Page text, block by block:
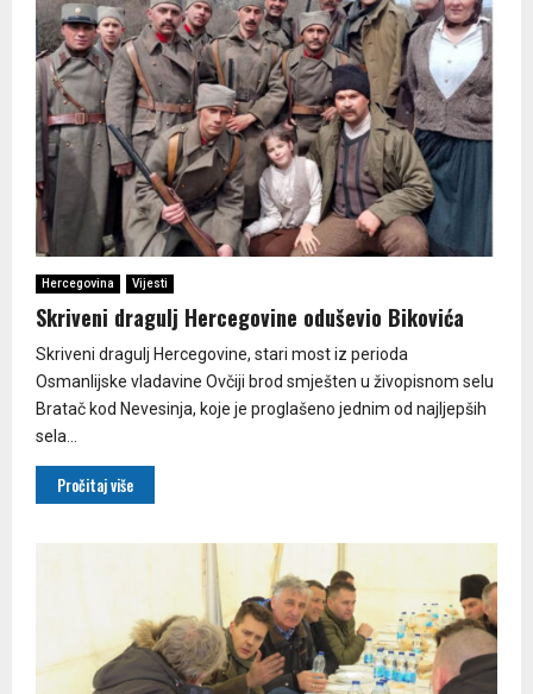
Hercegovina Vijesti
Skriveni dragulj Hercegovine oduševio Bikovića
Skriveni dragulj Hercegovine, stari most iz perioda
Osmanlijske vladavine Ovčiji brod smješten u živopisnom selu
Bratač kod Nevesinja, koje je proglašeno jednim od najljepših
sela...
Pročitaj više